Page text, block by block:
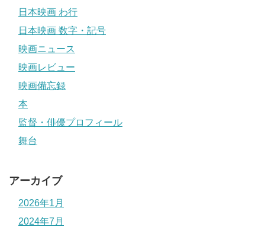
日本映画 わ行
日本映画 数字・記号
映画ニュース
映画レビュー
映画備忘録
本
監督・俳優プロフィール
舞台
アーカイブ
2026年1月
2024年7月